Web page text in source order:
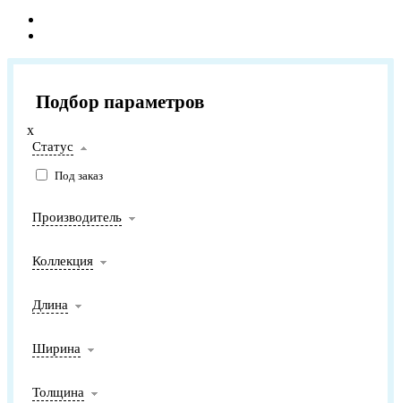
Подбор параметров
x
Статус
Под заказ
Производитель
Коллекция
Длина
Ширина
Толщина